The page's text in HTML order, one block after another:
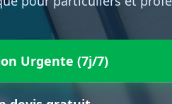
Urgente (7j/7)